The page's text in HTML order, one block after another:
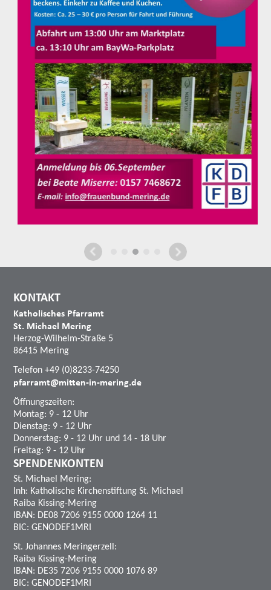
KONTAKT
Katholisches Pfarramt
St. Michael Mering
Herzog-Wilhelm-Straße 5
86415 Mering
Telefon +49 (0)8233-74250
pfarramt@mitten-in-mering.de
Öffnungszeiten:
Montag: 9 - 12 Uhr
Dienstag: 9 - 12 Uhr
Donnerstag: 9 - 12 Uhr und 14 - 18 Uhr
Freitag: 9 - 12 Uhr
SPENDENKONTEN
St. Michael Mering:
Inh: Katholische Kirchenstiftung St. Michael
Raiba Kissing-Mering
IBAN: DE08 7206 9155 0000 1264 11
BIC: GENODEF1MRI
St. Johannes Meringerzell:
Raiba Kissing-Mering
IBAN: DE35 7206 9155 0000 1076 89
BIC: GENODEF1MRI